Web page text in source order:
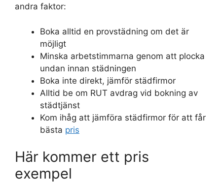
andra faktor:
Boka alltid en provstädning om det är
möjligt
Minska arbetstimmarna genom att plocka
undan innan städningen
Boka inte direkt, jämför städfirmor
Alltid be om RUT avdrag vid bokning av
städtjänst
Kom ihåg att jämföra städfirmor för att får
bästa pris
Här kommer ett pris
exempel